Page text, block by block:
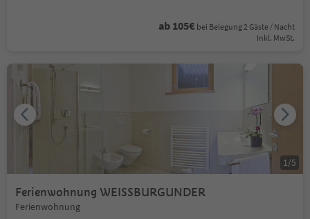
ab 105€ bei Belegung 2 Gäste / Nacht
Inkl. MwSt.
Ferienwohnung WEISSBURGUNDER
Ferienwohnung
1 /5